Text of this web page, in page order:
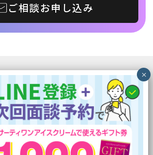
ご相談お申し込み
5117 鹿児島県霧島市隼人町見次1229
ン隼人国分ショッピングセンター1F
電話番号：0995-56-5030
FAX番号：0995-56-5033
定休日：木曜日